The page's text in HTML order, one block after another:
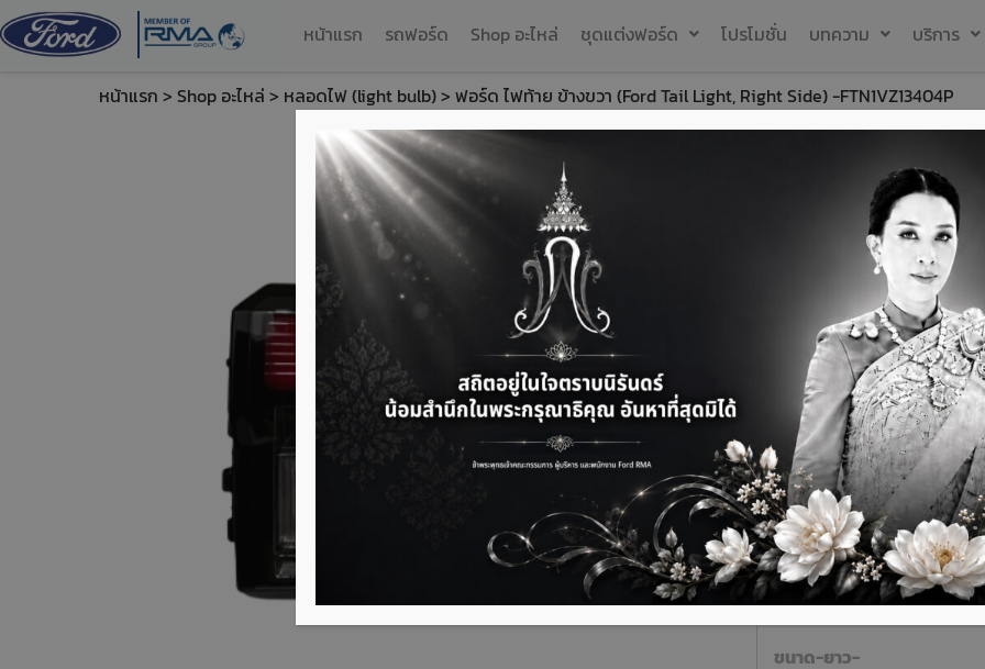
หน้าแรก รถฟอร์ด Shop อะไหล่ ชุดแต่งฟอร์ด โปรโมชั่น บทความ บริการ
หน้าแรก > Shop อะไหล่ > หลอดไฟ (light bulb)> ฟอร์ด ไฟท้าย ข้างขวา (Ford Tail Light, Right Side) -FTN1VZ13404P
ฟอร์ด ไฟท้าย
Right Side) -
8,121.30฿
เพิ่มรายการโปรด
ติดต่อสอบถามเพิ่มเติมได้ที่
น้ำหนัก-weight
ขนาด-ยาว-